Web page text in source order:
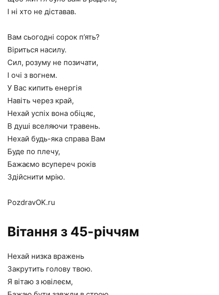
І ні хто не діставав.
Вам сьогодні сорок п’ять?
Віриться насилу.
Сил, розуму не позичати,
І очі з вогнем.
У Вас кипить енергія
Навіть через край,
Нехай успіх вона обіцяє,
В душі вселяючи травень.
Нехай будь-яка справа Вам
Буде по плечу,
Бажаємо всупереч років
Здійснити мрію.
PozdravOK.ru
Вітання з 45-річчям
Нехай низка вражень
Закрутить голову твою.
Я вітаю з ювілеєм,